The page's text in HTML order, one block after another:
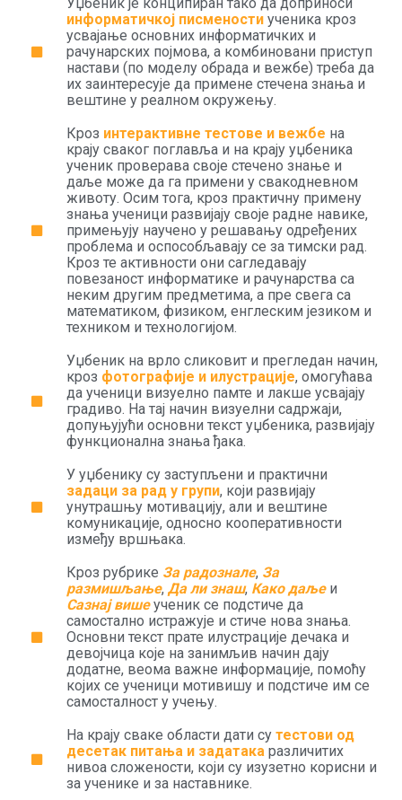
Уџбеник је конципиран тако да доприноси
информатичкој писменостиученика кроз
усвајање основних информатичких и
рачунарских појмова, а комбиновани приступ
настави (по моделу обрада и вежбе) треба да
их заинтересује да примене стечена знања и
вештине у реалном окружењу.
Кроз интерактивне тестове и вежбе на
крају сваког поглавља и на крају уџбеника
ученик проверава своје стечено знање и
даље може да га примени у свакодневном
животу. Осим тога, кроз практичну примену
знања ученици развијају своје радне навике,
примењују научено у решавању одређених
проблема и оспособљавају се за тимски рад.
Кроз те активности они сагледавају
повезаност информатике и рачунарства са
неким другим предметима, а пре свега са
математиком, физиком, енглеским језиком и
техником и технологијом.
Уџбеник на врло сликовит и прегледан начин,
кроз фотографије и илустрације, омогућава
да ученици визуелно памте и лакше усвајају
градиво. На тај начин визуелни садржаји,
допуњујући основни текст уџбеника, развијају
функционална знања ђака.
У уџбенику су заступљени и практични
задаци за рад у групи, који развијају
унутрашњу мотивацију, али и вештине
комуникације, односно кооперативности
између вршњака.
Кроз рубрике За радознале, За
размишљање, Да ли знаш, Како даљеи
Сазнај вишеученик се подстиче да
самостално истражује и стиче нова знања.
Основни текст прате илустрације дечака и
девојчица које на занимљив начин дају
додатне, веома важне информације, помоћу
којих се ученици мотивишу и подстиче им се
самосталност у учењу.
На крају сваке области дати су тестови од
десетак питања и задатакаразличитих
нивоа сложености, који су изузетно корисни и
за ученике и за наставнике.